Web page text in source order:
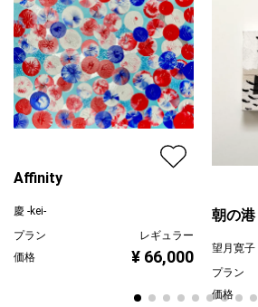
Affinity
慶 -kei-
プラン
レギュラー
価格
¥ 66,000
朝の港
望月寛子
プラン
価格